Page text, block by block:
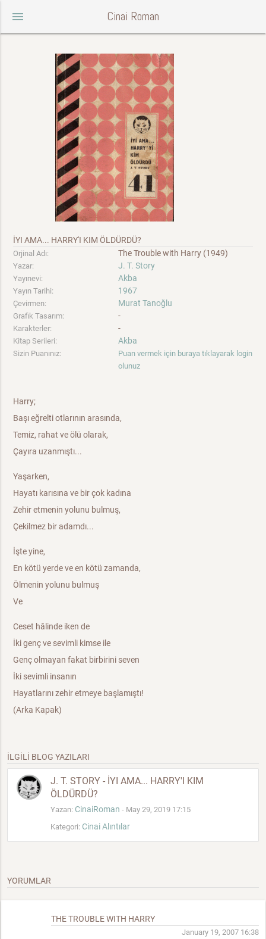
menu Cinai Roman
İYI AMA... HARRY'I KIM ÖLDÜRDÜ?
Orjinal Adı: The Trouble with Harry (1949)
Yazar: J. T. Story
Yayınevi: Akba
Yayın Tarihi: 1967
Çevirmen: Murat Tanoğlu
Grafik Tasarım: -
Karakterler: -
Kitap Serileri: Akba
Sizin Puanınız:
Puan vermek için buraya tıklayarak login
olunuz
Harry;
Başı eğrelti otlarının arasında,
Temiz, rahat ve ölü olarak,
Çayıra uzanmıştı...
Yaşarken,
Hayatı karısına ve bir çok kadına
Zehir etmenin yolunu bulmuş,
Çekilmez bir adamdı...
İşte yine,
En kötü yerde ve en kötü zamanda,
Ölmenin yolunu bulmuş
Ve
Ceset hâlinde iken de
İki genç ve sevimli kimse ile
Genç olmayan fakat birbirini seven
İki sevimli insanın
Hayatlarını zehir etmeye başlamıştı!
(Arka Kapak)
İLGİLİ BLOG YAZILARI
J. T. STORY - İYI AMA... HARRY'I KIM
ÖLDÜRDÜ?
Yazan: CinaiRoman - May 29, 2019 17:15
Kategori: Cinai Alıntılar
YORUMLAR
THE TROUBLE WITH HARRY
January 19, 2007 16:38